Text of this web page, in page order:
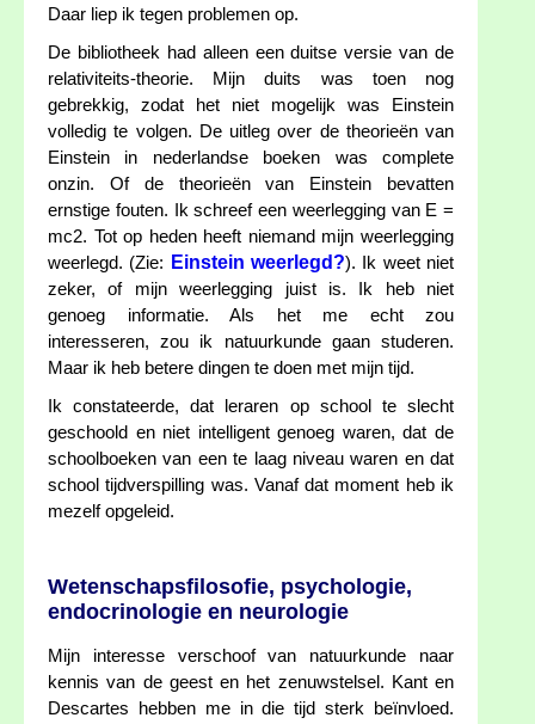
Daar liep ik tegen problemen op.
De bibliotheek had alleen een duitse versie van de
relativiteits-theorie. Mijn duits was toen nog
gebrekkig, zodat het niet mogelijk was Einstein
volledig te volgen. De uitleg over de theorieën van
Einstein in nederlandse boeken was complete
onzin. Of de theorieën van Einstein bevatten
ernstige fouten. Ik schreef een weerlegging van E =
mc2. Tot op heden heeft niemand mijn weerlegging
weerlegd. (Zie:
Einstein weerlegd?). Ik weet niet
zeker, of mijn weerlegging juist is. Ik heb niet
genoeg informatie. Als het me echt zou
interesseren, zou ik natuurkunde gaan studeren.
Maar ik heb betere dingen te doen met mijn tijd.
Ik constateerde, dat leraren op school te slecht
geschoold en niet intelligent genoeg waren, dat de
schoolboeken van een te laag niveau waren en dat
school tijdverspilling was. Vanaf dat moment heb ik
mezelf opgeleid.
Wetenschapsfilosofie, psychologie,
endocrinologie en neurologie
Mijn interesse verschoof van natuurkunde naar
kennis van de geest en het zenuwstelsel. Kant en
Descartes hebben me in die tijd sterk beïnvloed.